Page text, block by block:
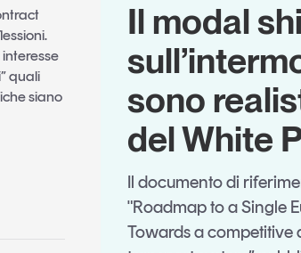
Il modal
sono
del White
Il documento di
"Roadmap to a Single
Towards a competitive
quali
siano